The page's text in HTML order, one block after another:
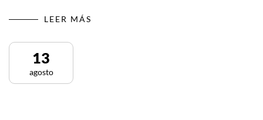
LEER MÁS
13
agosto